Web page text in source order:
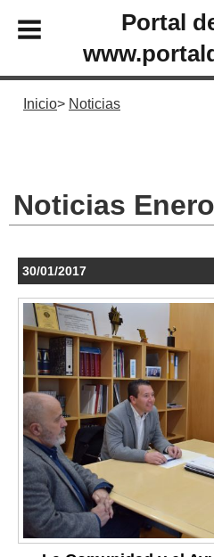
Portal
Inicio Noticias
Noticias
30/01/2017